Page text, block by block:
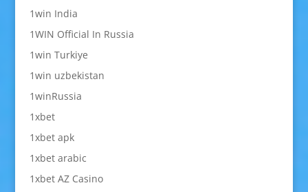
1win India
1WIN Official In Russia
1win Turkiye
1win uzbekistan
1winRussia
1xbet
1xbet apk
1xbet arabic
1xbet AZ Casino